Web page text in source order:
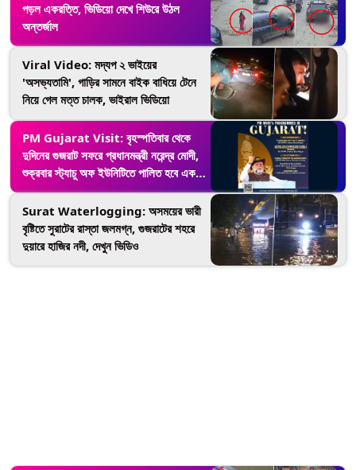
পড়ল একরত্তি, ভিডিয়ো দেখে শিউরে উঠল
অন্তর্জাল
Viral Video: মদ্যপ ২ ভাইয়ের
'অসভ্যতামি', গাড়ির সামনে বাইক বাধিয়ে টেনে
নিয়ে গেল মত্ত চালক, ভাইরাল ভিডিয়ো
PM Gujarat Visit: বৃহস্পতিবার থেকে
দুদিনের গুজরাট সফরে প্রধানমন্ত্রী নরেন্দ্র মোদী,
শুক্রবার স্ট্যাচু অফ ইউনিটিতে পালিত হবে একতা
দিবস
Surat Waterlogging: অসময়ের ভারী
বৃষ্টিতে সুরাটের রাস্তা জলমগ্ন, গুজরাটের শহরে
দুয়ারে হাজির নদী, দেখুন ভিডিও